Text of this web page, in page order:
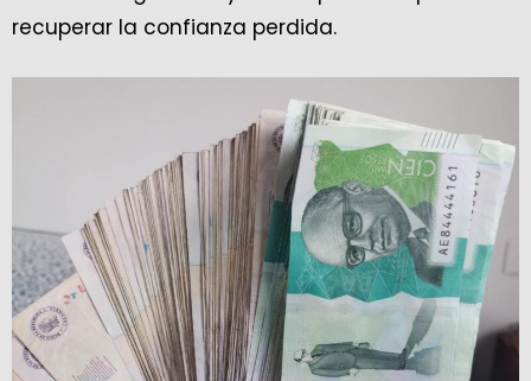
recuperar la confianza perdida.